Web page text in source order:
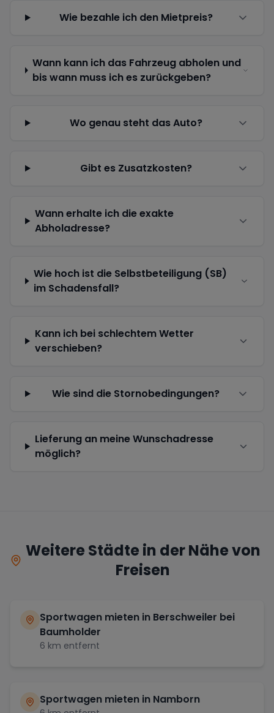
Wie bezahle ich den Mietpreis?
Wann kann ich das Fahrzeug abholen und
bis wann muss ich es zurückgeben?
Wo genau steht das Auto?
Gibt es Zusatzkosten?
Wann erhalte ich die exakte
Abholadresse?
Wie hoch ist die Selbstbeteiligung (SB)
im Schadensfall?
Kann ich bei schlechtem Wetter
verschieben?
Wie sind die Stornobedingungen?
Lieferung an meine Wunschadresse
möglich?
Weitere Städte in der Nähe von
Freisen
Sportwagen mieten in Berschweiler bei
Baumholder
6 km entfernt
Sportwagen mieten in Namborn